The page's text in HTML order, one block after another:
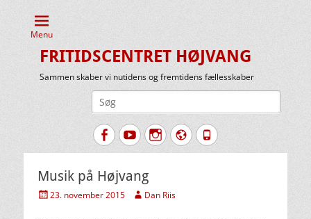
Menu
FRITIDSCENTRET HØJVANG
Sammen skaber vi nutidens og fremtidens fællesskaber
FacebookYouTubeInstagram
Website
Tlf.
Musik på Højvang
Udgivet
23. november 2015 Forfatter
Dan Riis